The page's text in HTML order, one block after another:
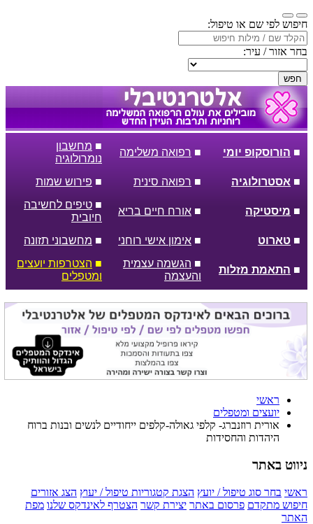
חיפוש לפי שם או טיפול:
בחר אזור / עיר:
חפש
■ הורוסקופ יומי ■ רפואה משלימה
■ מחשבון
נומרולוגיה
■ אסטרולוגיה ■ רפואה סינית ■ פירוש שמות
■ מיסטיקה ■ אורח חיים בריא
■ טיפים לחשיבה
חיובית
■ טארוט ■ אימון אישי רוחני ■ מחשבוני תזונה
■ התאמת מזלות
■ הגשמה עצמית
והעצמה
■ הצטרפות יועצים
ומטפלים
ראשי
יועצים ומטפלים
אורית רוזנברג- קלפי גאולה-קלפים ייחודיים לנשים ובנות ברוח
היהדות והחסידות
ניווט באתר
ראשי בחר סוג טיפול / יועץ הצגת קטגוריות טיפול / יעוץ הצג אזורים
חיפוש מתקדם פרסום באתר יצירת קשר הצטרף לאינדקס שלנו מפת
האתר